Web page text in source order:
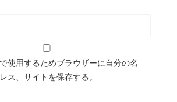
使用するためブラウザーに自分の名
ス、サイトを保存する。